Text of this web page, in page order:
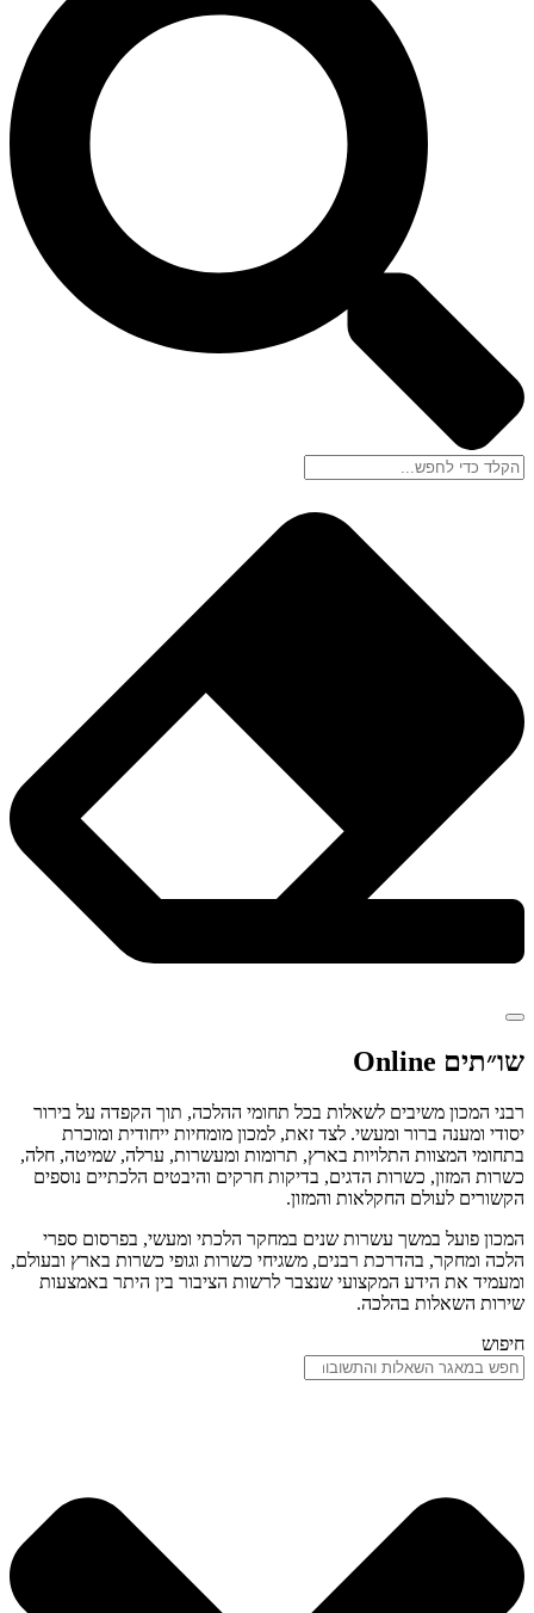
שו״תים Online
רבני המכון משיבים לשאלות בכל תחומי ההלכה, תוך הקפדה על בירור
יסודי ומענה ברור ומעשי. לצד זאת, למכון מומחיות ייחודית ומוכרת
בתחומי המצוות התלויות בארץ, תרומות ומעשרות, ערלה, שמיטה, חלה,
כשרות המזון, כשרות הדגים, בדיקות חרקים והיבטים הלכתיים נוספים
הקשורים לעולם החקלאות והמזון.
המכון פועל במשך עשרות שנים במחקר הלכתי ומעשי, בפרסום ספרי
הלכה ומחקר, בהדרכת רבנים, משגיחי כשרות וגופי כשרות בארץ ובעולם,
ומעמיד את הידע המקצועי שנצבר לרשות הציבור בין היתר באמצעות
שירות השאלות בהלכה.
חיפוש